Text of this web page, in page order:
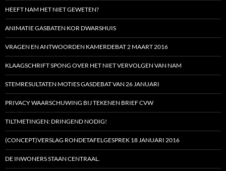
HEEFT NAM HET NIET GEWETEN?
ANIMATIE GASBATEN KOR DWARSHUIS
VRAGEN EN ANTWOORDEN KAMERDEBAT 2 MAART 2016
KLAAGSCHRIFT SPONG OVER HET NIET VERVOLGEN VAN NAM
STEMRESULTATEN MOTIES GASDEBAT VAN 26 JANUARI
PRIVACY WAARSCHUWING BIJ TEKENEN BRIEF CVW
TILTMETINGEN: DRINGEND NODIG!
(CONCEPT)VERSLAG RONDETAFELGESPREK 18 JANUARI 2016
DE INWONERS STAAN CENTRAAL.